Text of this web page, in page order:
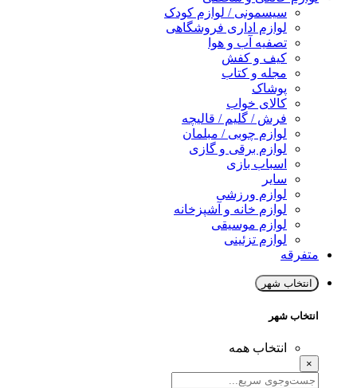
سیسمونی / لوازم کودک
لوازم اداری فروشگاهی
تصفیه آب و هوا
کیف و کفش
مجله و کتاب
پوشاک
کالای خواب
فرش / گلیم / قالیچه
لوازم چوبی / مبلمان
لوازم برقی و گازی
اسباب بازی
سایر
لوازم ورزشی
لوازم خانه و آشپزخانه
لوازم موسیقی
لوازم تزئینی
متفرقه
انتخاب شهر
انتخاب شهر
انتخاب همه
×